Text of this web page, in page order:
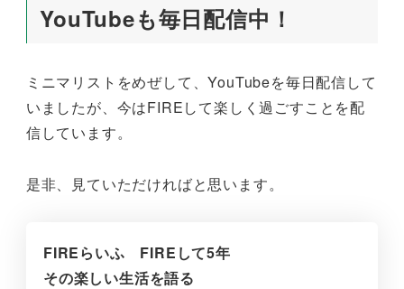
YouTubeも毎日配信中！
ミニマリストをめぜして、YouTubeを毎日配信して
いましたが、今はFIREして楽しく過ごすことを配
信しています。
是非、見ていただければと思います。
FIREらいふ FIREして5年
その楽しい生活を語る